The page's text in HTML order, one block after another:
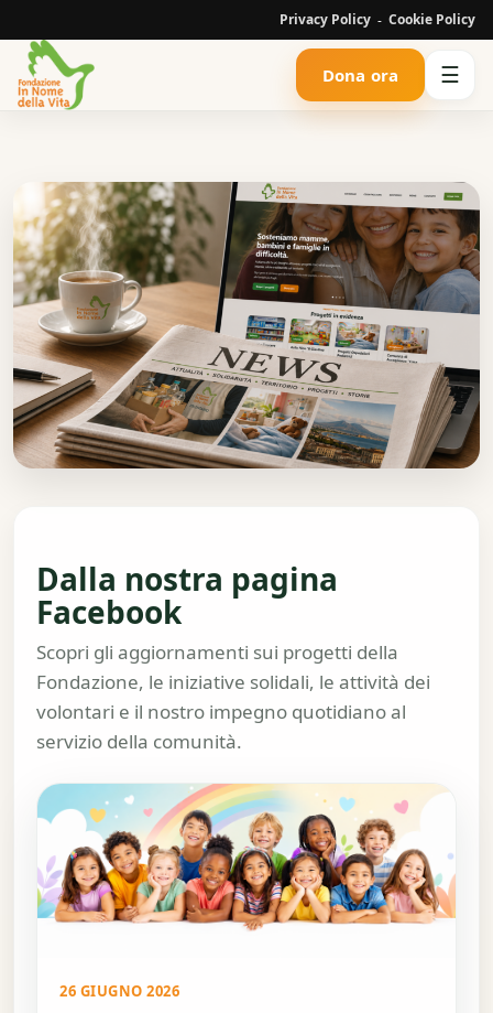
Privacy Policy - Cookie Policy
Dona ora ☰
Dalla nostra pagina
Facebook
Scopri gli aggiornamenti sui progetti della
Fondazione, le iniziative solidali, le attività dei
volontari e il nostro impegno quotidiano al
servizio della comunità.
26 GIUGNO 2026